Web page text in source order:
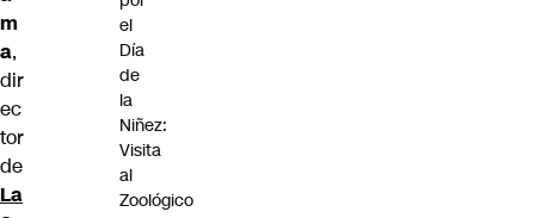
m
a,
dir
ec
tor
de
La
el
Día
de
la
Niñez:
Visita
al
Zoológico